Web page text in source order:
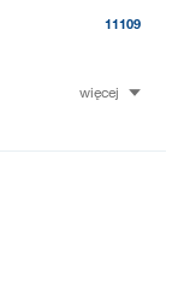
11109
więcej